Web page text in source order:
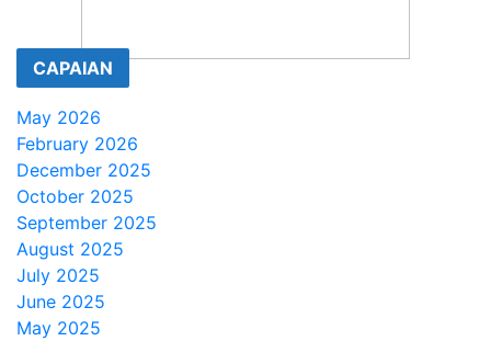
CAPAIAN
May 2026
February 2026
December 2025
October 2025
September 2025
August 2025
July 2025
June 2025
May 2025